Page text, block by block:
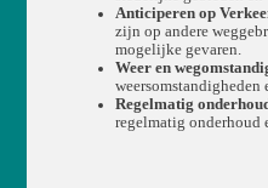
Anticiperen op
zijn op andere
mogelijke gevaren.
Weer en
weersomstandigheden
Regelmatig
regelmatig onderhoud